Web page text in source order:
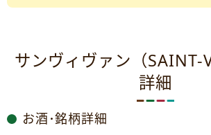
サンヴィヴァン（SAINT-
詳細
お酒･銘柄詳細